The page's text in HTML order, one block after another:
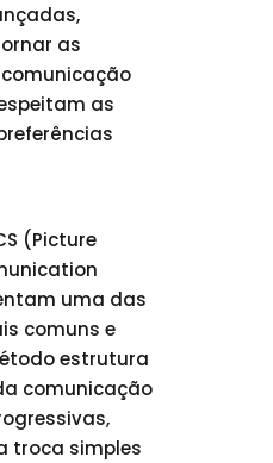
as
as
(Picture
uma das
comuns e
estrutura
comunicação
troca simples